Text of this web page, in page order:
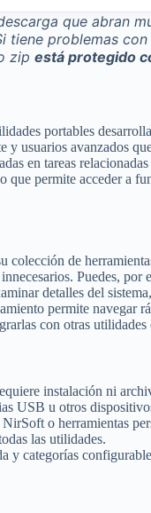
que abran
tiene problemas
zipestá protegido
portables
y usuarios avanzados
en tareas
que permite acceder a
de
Puedes, por
detalles del
permite navegar
con otras
instalación ni
USB u otros
o herramientas
las utilidades.
y categorías